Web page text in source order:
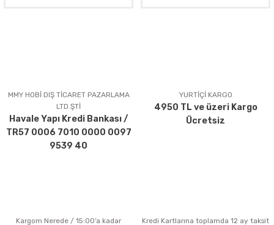
MMY HOBİ DIŞ TİCARET PAZARLAMA
LTD.ŞTİ
Havale Yapı Kredi Bankası /
TR57 0006 7010 0000 0097
9539 40
YURTİÇİ KARGO
4950 TL ve üzeri Kargo
Ücretsiz
Kargom Nerede / 15:00’a kadar
Kredi Kartlarına toplamda 12 ay taksit